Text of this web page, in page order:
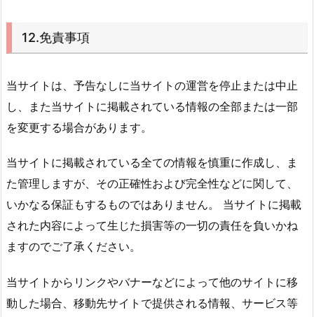
12.免責事項
当サイトは、予告なしに当サイトの運営を停止または中止
し、また当サイトに掲載されている情報の全部または一部
を変更する場合があります。
当サイトに掲載されている全ての情報を慎重に作成し、ま
た管理しますが、その正確性および完全性などに関して、
いかなる保証もするものではありません。 当サイトに掲載
された内容によって生じた損害等の一切の責任を負いかね
ますのでご了承ください。
当サイトからリンクやバナーなどによって他のサイトに移
動した場合、移動先サイトで提供される情報、サービス等